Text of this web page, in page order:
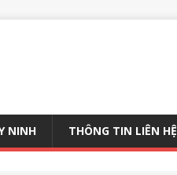
NINH THÔNG TIN LIÊN HỆ